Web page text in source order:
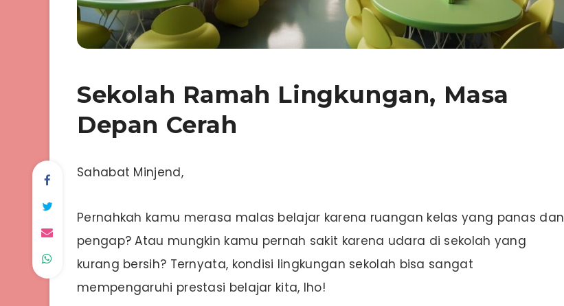
Sekolah Ramah Lingkungan, Masa
Depan Cerah
Sahabat Minjend,
Pernahkah kamu merasa malas belajar karena ruangan kelas yang panas dan
pengap? Atau mungkin kamu pernah sakit karena udara di sekolah yang
kurang bersih? Ternyata, kondisi lingkungan sekolah bisa sangat
mempengaruhi prestasi belajar kita, lho!